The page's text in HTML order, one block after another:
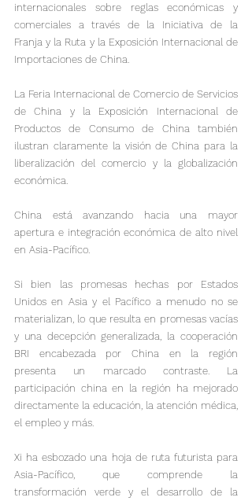
internacionales sobre reglas económicas y
comerciales a través de la Iniciativa de la
Franja y la Ruta y la Exposición Internacional de
Importaciones de China.
La Feria Internacional de Comercio de Servicios
de China y la Exposición Internacional de
Productos de Consumo de China también
ilustran claramente la visión de China para la
liberalización del comercio y la globalización
económica.
China está avanzando hacia una mayor
apertura e integración económica de alto nivel
en Asia-Pacífico.
Si bien las promesas hechas por Estados
Unidos en Asia y el Pacífico a menudo no se
materializan, lo que resulta en promesas vacías
y una decepción generalizada, la cooperación
BRI encabezada por China en la región
presenta un marcado contraste. La
participación china en la región ha mejorado
directamente la educación, la atención médica,
el empleo y más.
Xi ha esbozado una hoja de ruta futurista para
Asia-Pacífico, que comprende la
transformación verde y el desarrollo de la